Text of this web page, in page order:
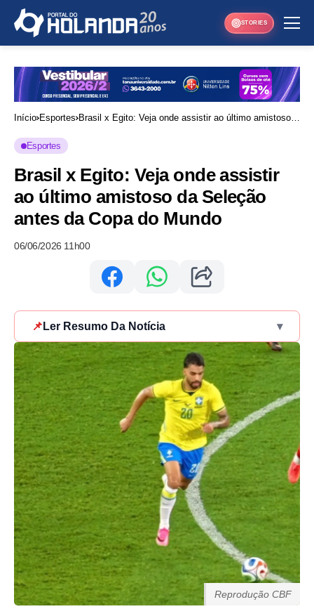
STORIES
Início Esportes Brasil x Egito: Veja onde assistir ao último amistoso
Esportes
Brasil x Egito: Veja onde assistir
ao último amistoso da Seleção
antes da Copa do Mundo
06/06/2026 11h00
📌 Ler Resumo Da Notícia ▾
Reprodução CBF